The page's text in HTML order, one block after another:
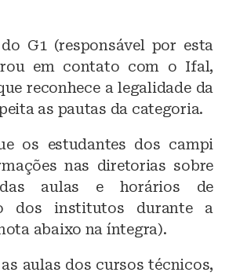
G1 (responsável por esta
em contato com o Ifal,
reconhece a legalidade da
as pautas da categoria.
os estudantes dos campi
nas diretorias sobre
das aulas e horários de
dos institutos durante a
abaixo na íntegra).
aulas dos cursos técnicos,